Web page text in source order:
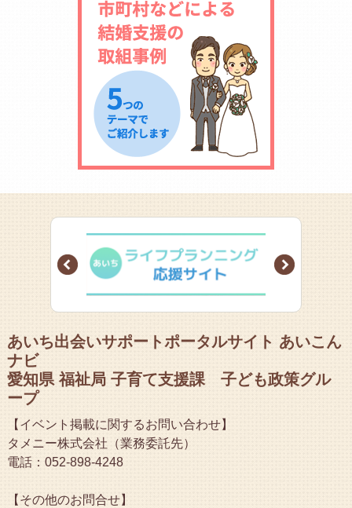
Prev Next
あいち出会いサポートポータルサイト あいこん
ナビ
愛知県 福祉局 子育て支援課 子ども政策グル
ープ
【イベント掲載に関するお問い合わせ】
タメニー株式会社（業務委託先）
電話：052-898-4248
【その他のお問合せ】